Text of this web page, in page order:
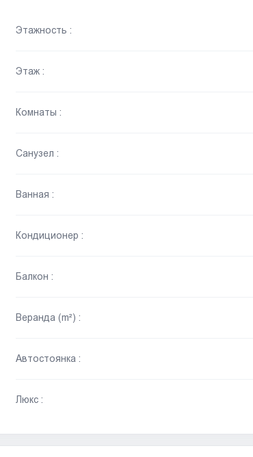
Этажность :
Этаж :
Комнаты :
Санузел :
Ванная :
Кондиционер :
Балкон :
Веранда (m²) :
Автостоянка :
Люкс :